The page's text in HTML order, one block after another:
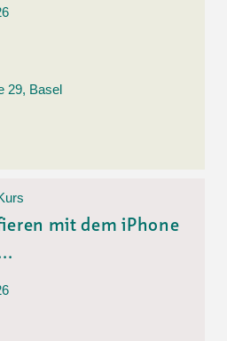
29, Basel
mit dem iPhone